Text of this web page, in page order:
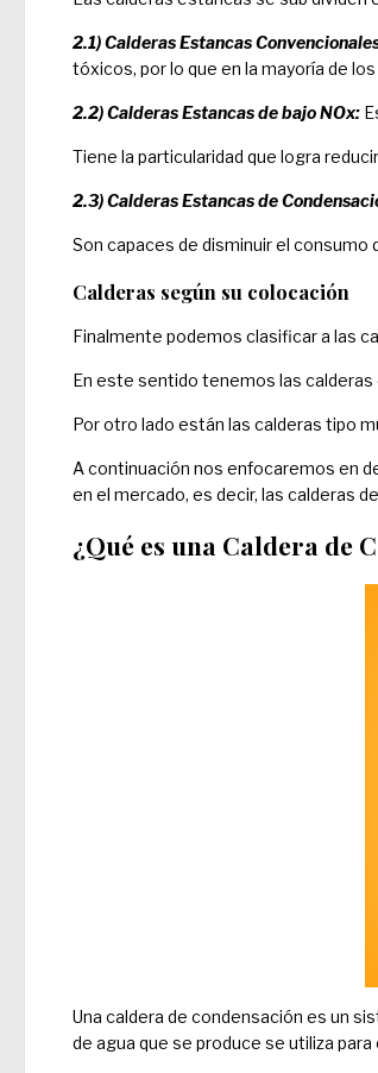
2.1) Calderas Estancas
tóxicos, por lo que en la mayoría de
2.2) Calderas Estancas de bajo NOx:
Tiene la particularidad que logra
2.3) Calderas Estancas de
Son capaces de disminuir el
Calderas según su colocación
Finalmente podemos clasificar a las
En este sentido tenemos las calderas
Por otro lado están las calderas tipo
A continuación nos enfocaremos en
en el mercado, es decir, las calderas
¿Qué es una Caldera de
Una caldera de condensación es un
de agua que se produce se utiliza